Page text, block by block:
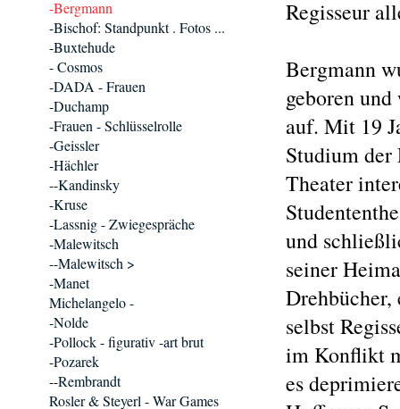
Regisseur
Bergmann
geboren
auf. Mit 19
Studium der
Theater
und
seiner
Drehbücher,
selbst
im Konflikt
es
-Bergmann
-Bischof: Standpunkt . Fotos ...
-Buxtehude
- Cosmos
-DADA - Frauen
-Duchamp
-Frauen - Schlüsselrolle
-Geissler
-Hächler
--Kandinsky
-Kruse
-Lassnig - Zwiegespräche
-Malewitsch
--Malewitsch >
-Manet
Michelangelo -
-Nolde
-Pollock - figurativ -art brut
-Pozarek
--Rembrandt
Rosler & Steyerl - War Games